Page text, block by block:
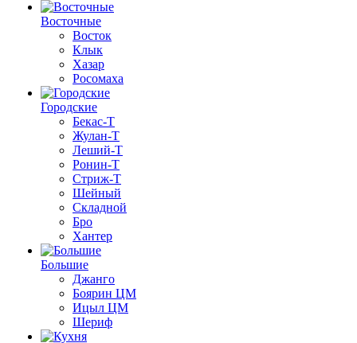
Восточные
Восток
Клык
Хазар
Росомаха
Городские
Бекас-Т
Жулан-Т
Леший-Т
Ронин-Т
Стриж-Т
Шейный
Складной
Бро
Хантер
Большие
Джанго
Боярин ЦМ
Ицыл ЦМ
Шериф